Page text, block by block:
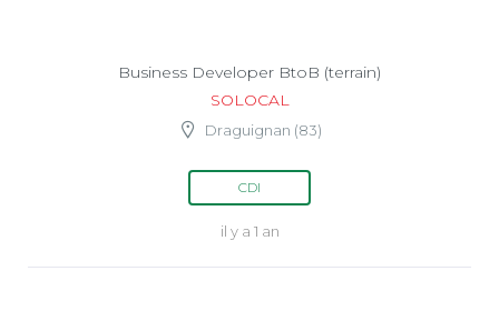
Business Developer BtoB (terrain)
SOLOCAL
Draguignan (83)
CDI
il y a 1 an